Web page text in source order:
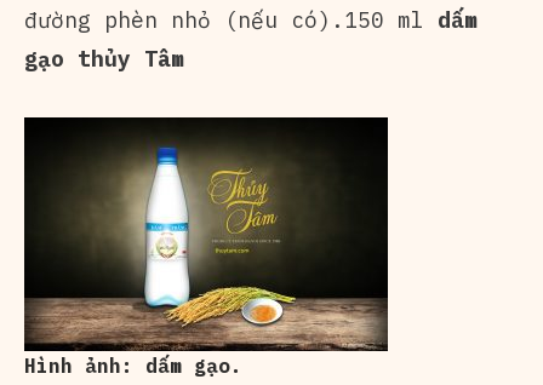
đường phèn nhỏ (nếu có).150 ml dấm
gạo thủy Tâm
Hình ảnh: dấm gạo.